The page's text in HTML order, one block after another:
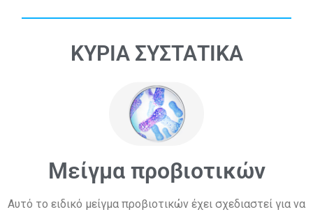
ΚΥΡΙΑ ΣΥΣΤΑΤΙΚΑ
Μείγμα προβιοτικών
Αυτό το ειδικό μείγμα προβιοτικών έχει σχεδιαστεί για να